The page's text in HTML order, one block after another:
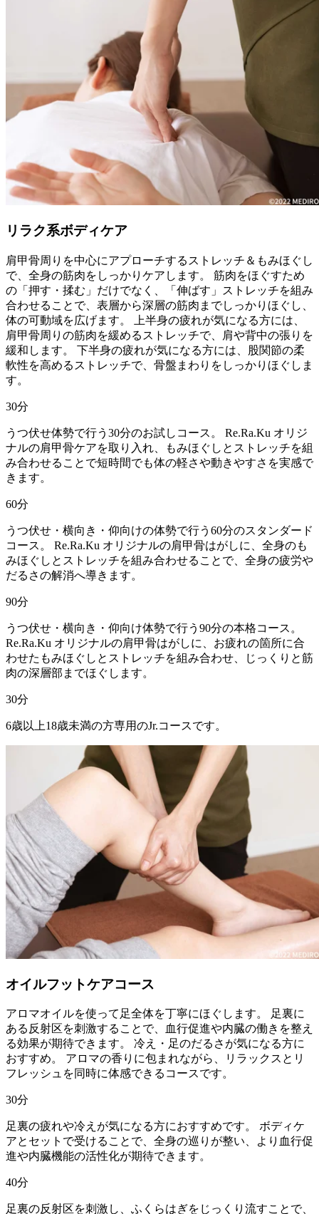
リラク系ボディケア
肩甲骨周りを中心にアプローチするストレッチ＆もみほぐし
で、全身の筋肉をしっかりケアします。 筋肉をほぐすため
の「押す・揉む」だけでなく、「伸ばす」ストレッチを組み
合わせることで、表層から深層の筋肉までしっかりほぐし、
体の可動域を広げます。 上半身の疲れが気になる方には、
肩甲骨周りの筋肉を緩めるストレッチで、肩や背中の張りを
緩和します。 下半身の疲れが気になる方には、股関節の柔
軟性を高めるストレッチで、骨盤まわりをしっかりほぐしま
す。
30分
うつ伏せ体勢で行う30分のお試しコース。 Re.Ra.Ku オリジ
ナルの肩甲骨ケアを取り入れ、もみほぐしとストレッチを組
み合わせることで短時間でも体の軽さや動きやすさを実感で
きます。
60分
うつ伏せ・横向き・仰向けの体勢で行う60分のスタンダード
コース。 Re.Ra.Ku オリジナルの肩甲骨はがしに、全身のも
みほぐしとストレッチを組み合わせることで、全身の疲労や
だるさの解消へ導きます。
90分
うつ伏せ・横向き・仰向け体勢で行う90分の本格コース。
Re.Ra.Ku オリジナルの肩甲骨はがしに、お疲れの箇所に合
わせたもみほぐしとストレッチを組み合わせ、じっくりと筋
肉の深層部までほぐします。
30分
6歳以上18歳未満の方専用のJr.コースです。
オイルフットケアコース
アロマオイルを使って足全体を丁寧にほぐします。 足裏に
ある反射区を刺激することで、血行促進や内臓の働きを整え
る効果が期待できます。 冷え・足のだるさが気になる方に
おすすめ。 アロマの香りに包まれながら、リラックスとリ
フレッシュを同時に体感できるコースです。
30分
足裏の疲れや冷えが気になる方におすすめです。 ボディケ
アとセットで受けることで、全身の巡りが整い、より血行促
進や内臓機能の活性化が期待できます。
40分
足裏の反射区を刺激し、ふくらはぎをじっくり流すことで、